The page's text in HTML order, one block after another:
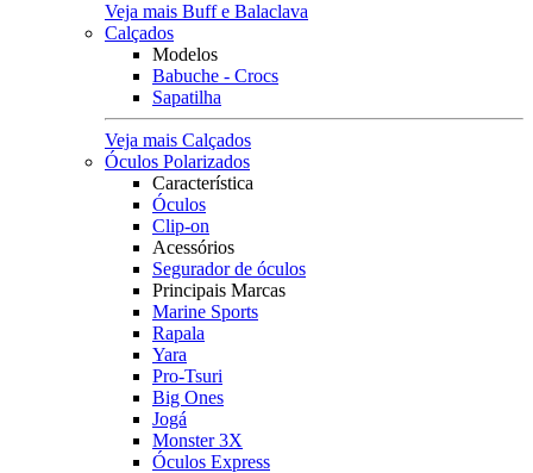
Veja mais Buff e Balaclava
Calçados
Modelos
Babuche - Crocs
Sapatilha
Veja mais Calçados
Óculos Polarizados
Característica
Óculos
Clip-on
Acessórios
Segurador de óculos
Principais Marcas
Marine Sports
Rapala
Yara
Pro-Tsuri
Big Ones
Jogá
Monster 3X
Óculos Express